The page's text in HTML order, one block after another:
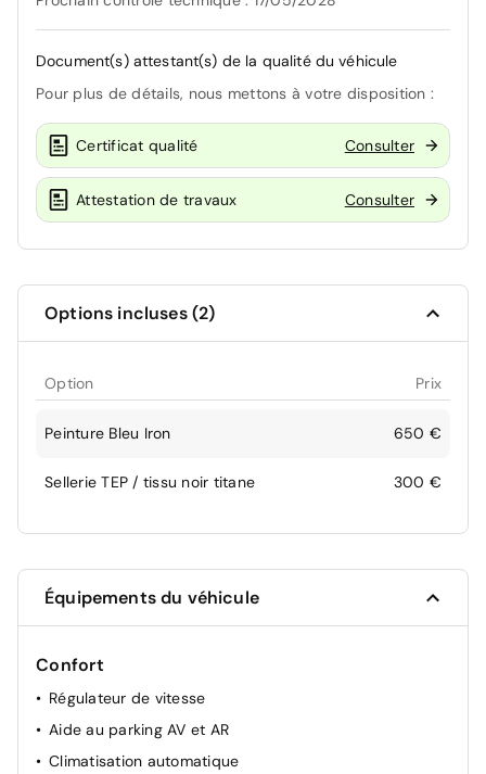
Document(s) attestant(s) de la qualité du véhicule
Pour plus de détails, nous mettons à votre disposition :
Certificat qualité Consulter
Attestation de travaux Consulter
Options incluses (2)
Option Prix
Peinture Bleu Iron 650 €
Sellerie TEP / tissu noir titane 300 €
Équipements du véhicule
Confort
Régulateur de vitesse
Aide au parking AV et AR
Climatisation automatique